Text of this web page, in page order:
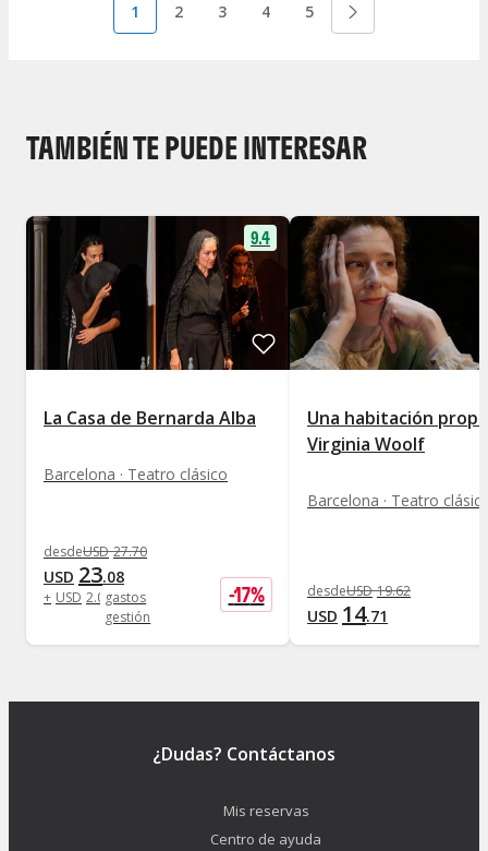
1 2 3 4 5
TAMBIÉN TE PUEDE INTERESAR
9.4
La Casa de Bernarda Alba
Barcelona · Teatro clásico
desdeUSD 27.70
USD 23.08
+ USD 2.08gastos
gestión
-17%
Una habitación
Virginia Woolf
Barcelona · Teatro
desdeUSD 19.62
USD 14.71
¿Dudas? Contáctanos
Mis reservas
Centro de ayuda